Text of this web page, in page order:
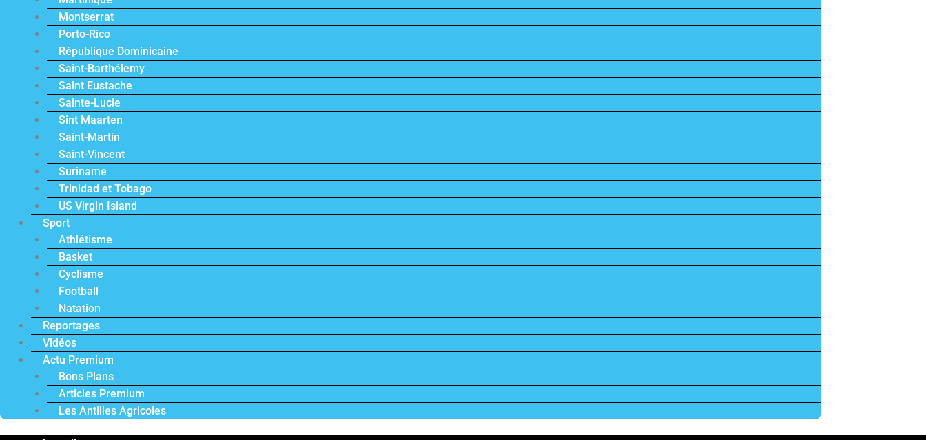
Montserrat
Porto-Rico
République Dominicaine
Saint-Barthélemy
Saint Eustache
Sainte-Lucie
Sint Maarten
Saint-Martin
Saint-Vincent
Suriname
Trinidad et Tobago
US Virgin Island
Sport
Athlétisme
Basket
Cyclisme
Football
Natation
Reportages
Vidéos
Actu Premium
Bons Plans
Articles Premium
Les Antilles Agricoles